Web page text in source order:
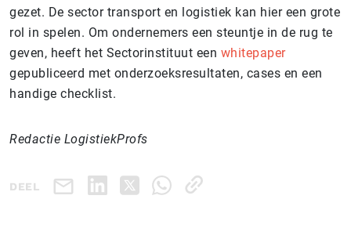
gezet. De sector transport en logistiek kan hier een grote
rol in spelen. Om ondernemers een steuntje in de rug te
geven, heeft het Sectorinstituut een whitepaper
gepubliceerd met onderzoeksresultaten, cases en een
handige checklist.
Redactie LogistiekProfs
DEEL